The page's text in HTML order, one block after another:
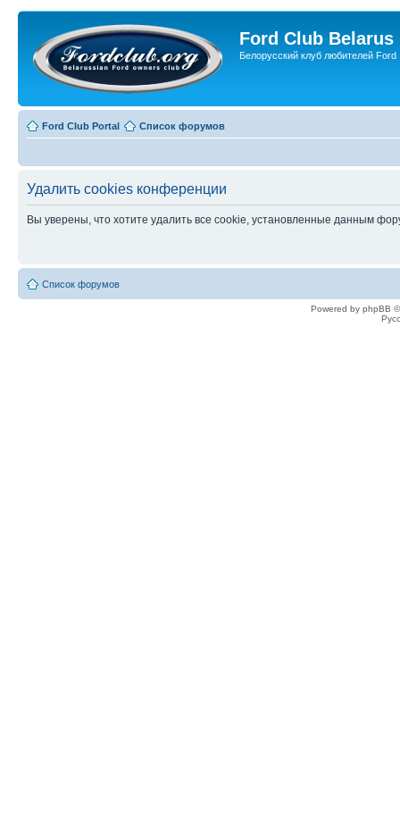
Ford Club Belarus
Белорусский клуб любителей Ford
Ford Club Portal Список форумов
Удалить cookies конференции
Вы уверены, что хотите удалить все cookie, установленные данным
Список форумов
Powered by phpBB